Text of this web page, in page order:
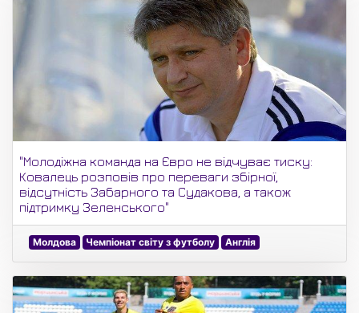
"Молодіжна команда на Євро не відчуває тиску:
Ковалець розповів про переваги збірної,
відсутність Забарного та Судакова, а також
підтримку Зеленського"
Молдова Чемпіонат світу з футболу Англія